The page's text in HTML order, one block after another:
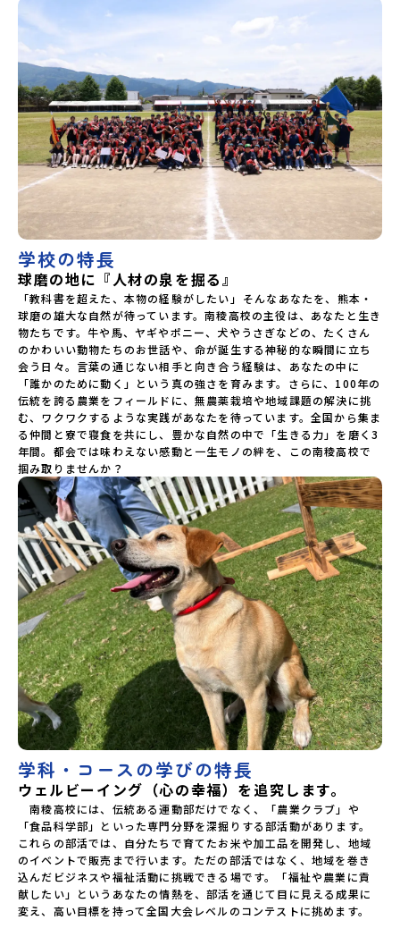
し地域留学体験」は、日本全国約200の高校と連携し、地域の
きるプログラムです。はじめてのひとり旅でも安心！現地で
もスタッフがしっかりとサポートいたします。今回のフィー
ルドは「熊本県あさぎり町」熊本県南部・球磨郡に位置する
あさぎり町。山々に囲まれた盆地に田園風景が広がり、その
間を球磨川がゆったりと流れる、自然とともにある暮らしが
息づく町です。 ・朝霧に包まれる、静かでやわらかな時間 ・
寒暖差が育てる、おいしいお米や野菜 ・火を囲み、食卓をと
もにする、人のあたたかさこのまちには、ずっと大切にして
きた“日常そのものの豊かさ”があります！川とともに生きて
きた地域ならではの文化や、少し不思議で楽しい風景にも出
会えます。 “暮らしそのものが体験になる町”それが、あさぎ
り町です！「暮らしに入り込む体験」を通して、あさぎり町
を知る大切にしてきたのは、自然とともに生きる、毎日の暮
らし。川とともに生き、火をおこしてごはんをつくり、命の
尊さにふれ、みんなで食卓を囲む。この町で日常の“暮ら
し”に溶け込み、自然・食・人とのつながりを、まるごと体験
します！新しいことに出会い、自分の「好き」が見えてく
る。ここでしかできない大切な時間を、過ごしてみません
か？訪れるのは、熊本県立南稜高校。教室の外がすべて「学
びのフィールド」です。生き物の世話をしたり、野菜を育て
たり、パンやお菓子をつくったり。「いのち」と「暮らし」
を実際の体験を通して学んでいくのがこの学校のスタイルで
す。高校生たちは、地域の人と関わりながら、自分で考えて、
行動する力を身につけていきます。いつもの教室とは少し違
う、五感で感じる“リアルな学び”にふれてみませんか？体験
のおすすめポイント体験プログラム内容（予定）＜１日目＞
（PM）「ランチ」「オリエンテーション・自己紹介ワーク」
「竹から流しそうめん」 -そうめん流しや郷土料理を食べよ
う！「1日目振り返り」＜２日目＞（AM）「南稜高校見
学」 -高校生交流・動物とのふれあい（PM）「ランチ」 -
郷土料理や、あさぎりならではの食事「高校生企画！」
「BBQ準備・交流会」「2日目振り返り」＜３日目＞（AM）
「振り返りワークショップ」 -個人での振り返り「お土産・
昼食」（PM）「町を出発・移動」解散※天候の状況や参加人
数によってプログラムを変更する場合がございます。参加概
要【開催場所】熊本県あさぎり町【実施日程】8月20日
（木）〜8月22日（土）※参加が確定した方には7月8日
（水） 18:30～20:00に「参加者向け事前オンライン研修」
をご案内する予定です。必ず参加をお願いします。【集合場
所・時間】8月20日(木) 人吉インターまたは人吉球磨スマー
トインター【鹿児島空港からのアクセス・推奨便】高速バス
（きりしま号）：鹿児島空港11:45発→人吉インター12:37着
つばめエアポートライナー：鹿児島空港12:45発→人吉球磨ス
マートインター13:36着【解散場所・時間】8月22日(土) 人吉
インターまたは人吉球磨スマートインター【鹿児島空港まで
のアクセス・推奨便】高速バス（きりしま号）：人吉インタ
ー12:45発→鹿児島空港13:37着つばめエアポートライナー：
人吉球磨スマートインター13:09発→鹿児島空港14:00着※集
合・解散場所について当初のご案内から変更しております。
【対象】中学2年生、中学3年生【宿泊先】現在調整中※1室に
複数(同性2～4名程度)で宿泊いただく予定です。【旅行代
金】無料※旅行代金に含まれる費用のうち、以下の内容が無
料となります：・宿泊費（1泊分）・プログラム内のアクティ
ビティ・体験費用・一部の食事代*以下の費用は参加者のご負
学校の特長
球磨の地に『人材の泉を掘る』
「教科書を超えた、本物の経験がしたい」――そんなあなたを、熊本・
球磨の雄大な自然が待っています。南稜高校の主役は、あなたと生き
物たちです。牛や馬、ヤギやポニー、犬やうさぎなどの、たくさん
のかわいい動物たちのお世話や、命が誕生する神秘的な瞬間に立ち
会う日々。言葉の通じない相手と向き合う経験は、あなたの中に
「誰かのために動く」という真の強さを育みます。さらに、100年の
伝統を誇る農業をフィールドに、無農薬栽培や地域課題の解決に挑
む、ワクワクするような実践があなたを待っています。全国から集ま
る仲間と寮で寝食を共にし、豊かな自然の中で「生きる力」を磨く3
年間。都会では味わえない感動と一生モノの絆を、この南稜高校で
掴み取りませんか？
学科・コースの学びの特長
ウェルビーイング（心の幸福）を追究します。
南稜高校には、伝統ある運動部だけでなく、「農業クラブ」や
「食品科学部」といった専門分野を深掘りする部活動があります。
これらの部活では、自分たちで育てたお米や加工品を開発し、地域
のイベントで販売まで行います。ただの部活ではなく、地域を巻き
込んだビジネスや福祉活動に挑戦できる場です。「福祉や農業に貢
献したい」というあなたの情熱を、部活を通じて目に見える成果に
変え、高い目標を持って全国大会レベルのコンテストに挑めます。